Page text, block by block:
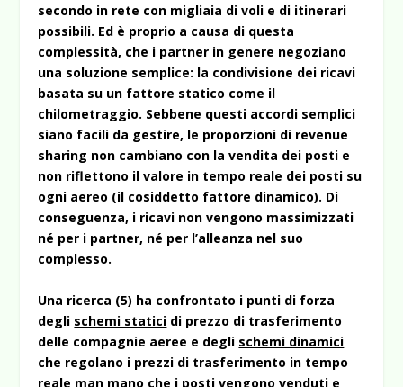
secondo in rete con migliaia di voli e di itinerari
possibili. Ed è proprio a causa di questa
complessità, che i partner in genere negoziano
una soluzione semplice: la condivisione dei ricavi
basata su un fattore statico come il
chilometraggio. Sebbene questi accordi semplici
siano facili da gestire, le proporzioni di revenue
sharing non cambiano con la vendita dei posti e
non riflettono il valore in tempo reale dei posti su
ogni aereo (il cosiddetto fattore dinamico). Di
conseguenza, i ricavi non vengono massimizzati
né per i partner, né per l’alleanza nel suo
complesso.
Una ricerca (5) ha confrontato i punti di forza
degli schemi statici di prezzo di trasferimento
delle compagnie aeree e degli schemi dinamici
che regolano i prezzi di trasferimento in tempo
reale man mano che i posti vengono venduti e